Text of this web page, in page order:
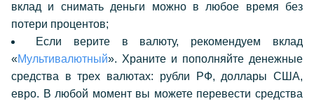
вклад и снимать деньги можно в любое время без
потери процентов;
Если верите в валюту, рекомендуем вклад
«Мультивалютный». Храните и пополняйте денежные
средства в трех валютах: рубли РФ, доллары США,
евро. В любой момент вы можете перевести средства